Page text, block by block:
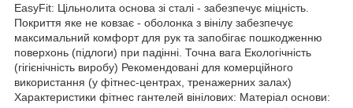
EasyFit: Цільнолита основа зі сталі - забезпечує міцність.
Покриття яке не ковзає - оболонка з вінілу забезпечує
максимальний комфорт для рук та запобігає пошкодженню
поверхонь (підлоги) при падінні. Точна вага Екологічність
(гігієнічність виробу) Рекомендовані для комерційного
використання (у фітнес-центрах, тренажерних залах)
Характеристики фітнес гантелей вінілових: Матеріал основи: